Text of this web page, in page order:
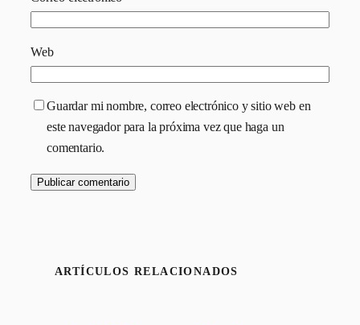
Web
Guardar mi nombre, correo electrónico y sitio web en
este navegador para la próxima vez que haga un
comentario.
ARTÍCULOS RELACIONADOS